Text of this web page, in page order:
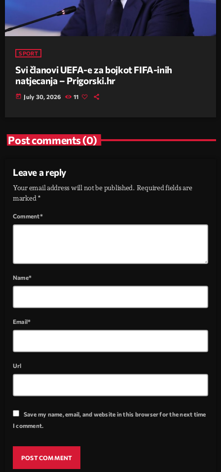
SPORT
Svi članovi UEFA-e za bojkot FIFA-inih
natjecanja – Prigorski.hr
today July 30, 2026 11
Post comments (0)
Leave a reply
Your email address will not be published. Required fields are
marked *
Comment*
Name*
Email*
Url
Save my name, email, and website in this browser for the next time
I comment.